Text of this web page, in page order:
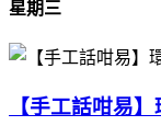
星期三
【手工話咁易